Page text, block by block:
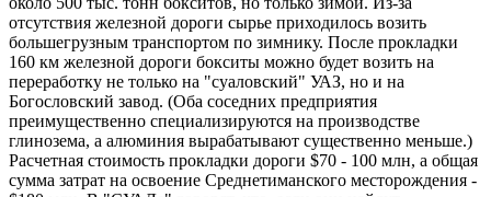
отсутствия железной дороги сырье приходилось возить
большегрузным транспортом по зимнику. После прокладки
160 км железной дороги бокситы можно будет возить на
переработку не только на "суаловский" УАЗ, но и на
Богословский завод. (Оба соседних предприятия
преимущественно специализируются на производстве
глинозема, а алюминия вырабатывают существенно меньше.)
Расчетная стоимость прокладки дороги $70 - 100 млн, а общая
сумма затрат на освоение Среднетиманского месторождения -